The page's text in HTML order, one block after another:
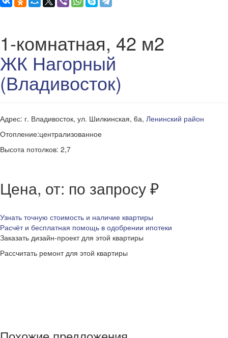
1-комнатная, 42 м2
ЖК Нагорный
(Владивосток)
Адрес: г. Владивосток, ул. Шилкинская, 6а, Ленинский район
Отопление:централизованное
Высота потолков: 2,7
Цена, от: по запросу ₽
Узнать точную стоимость и наличие квартиры
Расчёт и бесплатная помощь в одобрении ипотеки
Заказать дизайн-проект для этой квартиры
Рассчитать ремонт для этой квартиры